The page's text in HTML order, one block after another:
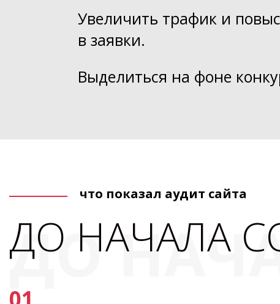
Увеличить трафик и
в заявки.
Выделиться на фоне
что показал аудит сайта
ДО НАЧАЛА